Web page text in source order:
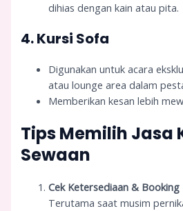
dihias dengan kain atau pita.
4. Kursi Sofa
Digunakan untuk acara
atau lounge area dalam
Memberikan kesan lebih
Tips Memilih Jasa
Sewaan
Cek Ketersediaan & Booking
Terutama saat musim